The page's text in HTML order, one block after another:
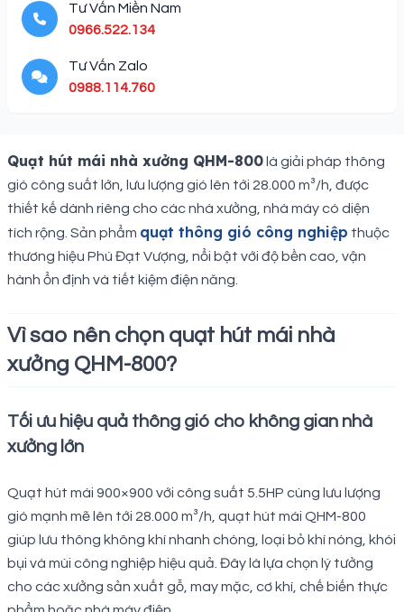
Tư Vấn Miền Nam
0966.522.134
Tư Vấn Zalo
0988.114.760
Description
Quạt hút mái nhà xưởng QHM-800 là giải pháp thông
gió công suất lớn, lưu lượng gió lên tới 28.000 m³/h, được
thiết kế dành riêng cho các nhà xưởng, nhà máy có diện
tích rộng. Sản phẩm quạt thông gió công nghiệp thuộc
thương hiệu Phú Đạt Vượng, nổi bật với độ bền cao, vận
hành ổn định và tiết kiệm điện năng.
Vì sao nên chọn quạt hút mái nhà
xưởng QHM-800?
Tối ưu hiệu quả thông gió cho không gian nhà
xưởng lớn
Quạt hút mái 900×900 với công suất 5.5HP cùng lưu lượng
gió mạnh mẽ lên tới 28.000 m³/h, quạt hút mái QHM-800
giúp lưu thông không khí nhanh chóng, loại bỏ khí nóng, khói
bụi và mùi công nghiệp hiệu quả. Đây là lựa chọn lý tưởng
cho các xưởng sản xuất gỗ, may mặc, cơ khí, chế biến thực